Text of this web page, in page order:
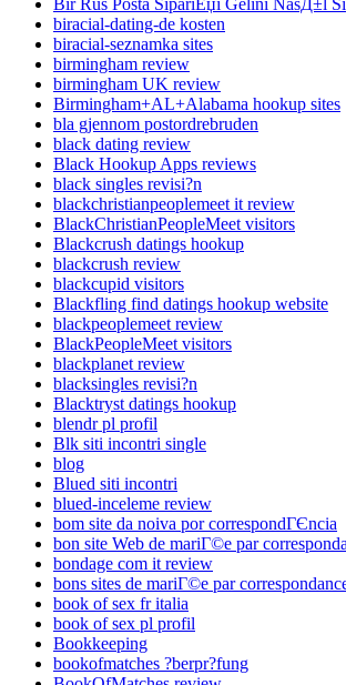
biracial-dating-de kosten
biracial-seznamka sites
birmingham review
birmingham UK review
Birmingham+AL+Alabama hookup sites
bla gjennom postordrebruden
black dating review
Black Hookup Apps reviews
black singles revisi?n
blackchristianpeoplemeet it review
BlackChristianPeopleMeet visitors
Blackcrush datings hookup
blackcrush review
blackcupid visitors
Blackfling find datings hookup website
blackpeoplemeet review
BlackPeopleMeet visitors
blackplanet review
blacksingles revisi?n
Blacktryst datings hookup
blendr pl profil
Blk siti incontri single
blog
Blued siti incontri
blued-inceleme review
bom site da noiva por correspondГЄncia
bon site Web de mariГ©e par
bondage com it review
bons sites de mariГ©e par
book of sex fr italia
book of sex pl profil
Bookkeeping
bookofmatches ?berpr?fung